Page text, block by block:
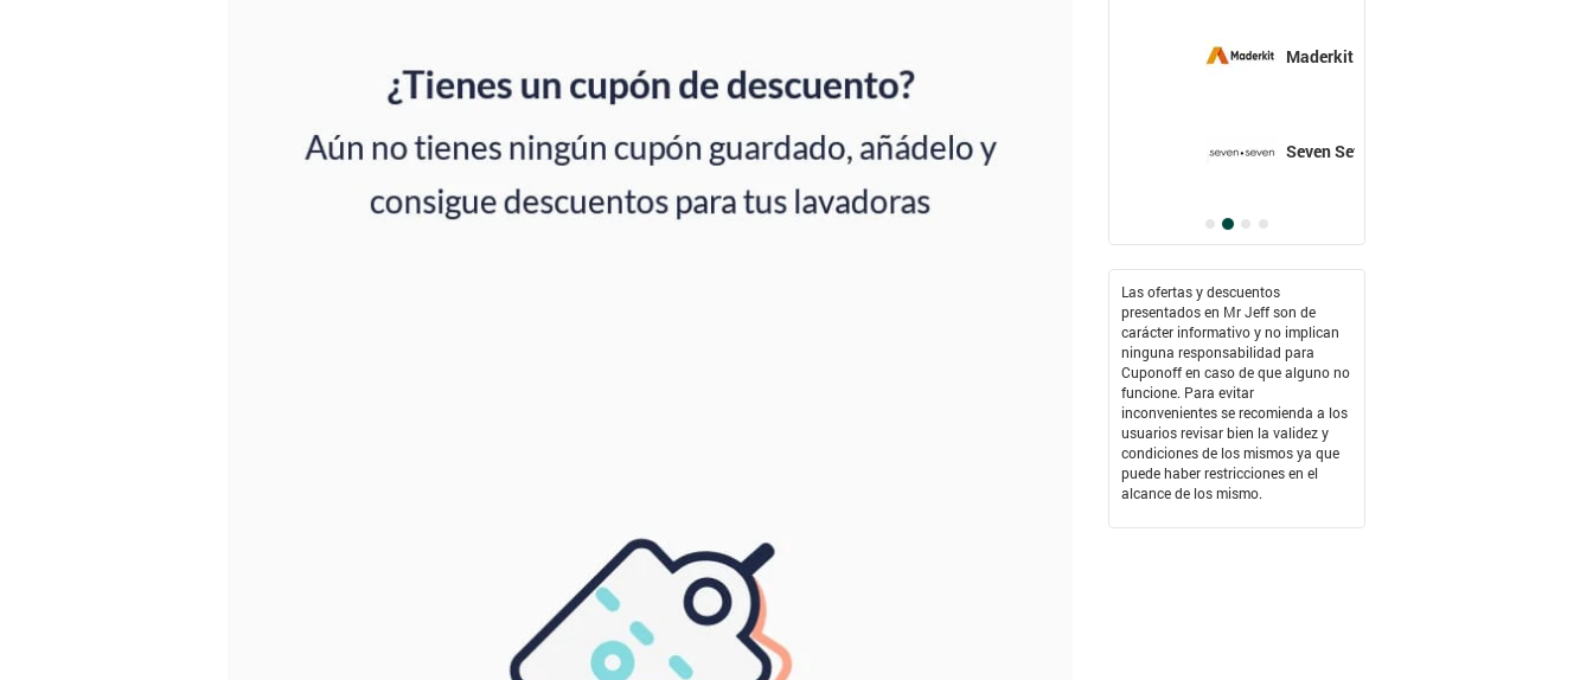
Maderkit
Seven Seven
Las ofertas y descuentos
presentados en Mr Jeff son de
carácter informativo y no implican
ninguna responsabilidad para
Cuponoff en caso de que alguno no
funcione. Para evitar
inconvenientes se recomienda a los
usuarios revisar bien la validez y
condiciones de los mismos ya que
puede haber restricciones en el
alcance de los mismo.